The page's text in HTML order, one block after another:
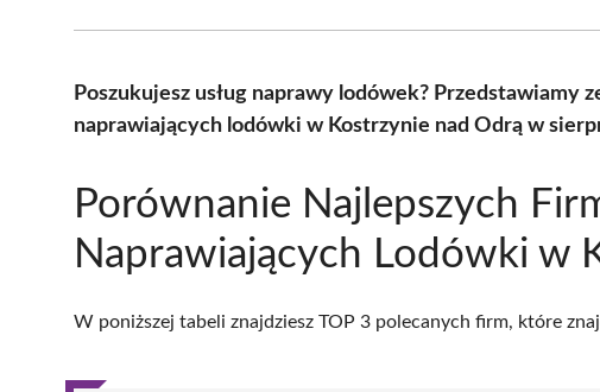
Poszukujesz usług naprawy lodówek? Przedstawiamy
naprawiających lodówki w Kostrzynie nad Odrą w
Porównanie Najlepszych
Naprawiających Lodówki w
W poniższej tabeli znajdziesz TOP 3 polecanych firm, które